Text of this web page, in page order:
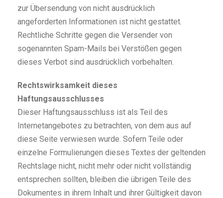
zur Übersendung von nicht ausdrücklich
angeforderten Informationen ist nicht gestattet.
Rechtliche Schritte gegen die Versender von
sogenannten Spam-Mails bei Verstößen gegen
dieses Verbot sind ausdrücklich vorbehalten.
Rechtswirksamkeit dieses
Haftungsausschlusses
Dieser Haftungsausschluss ist als Teil des
Internetangebotes zu betrachten, von dem aus auf
diese Seite verwiesen wurde. Sofern Teile oder
einzelne Formulierungen dieses Textes der geltenden
Rechtslage nicht, nicht mehr oder nicht vollständig
entsprechen sollten, bleiben die übrigen Teile des
Dokumentes in ihrem Inhalt und ihrer Gültigkeit davon